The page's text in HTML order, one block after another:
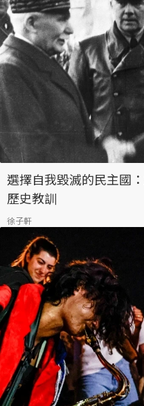
選擇自我毀滅的民主國
歷史教訓
徐子軒